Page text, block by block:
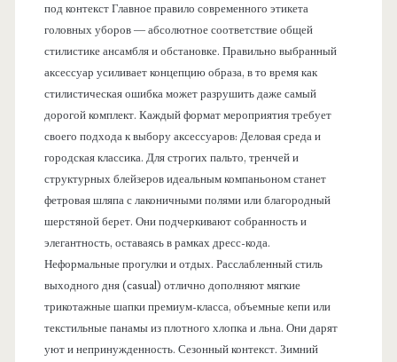
под контекст Главное правило современного этикета
головных уборов — абсолютное соответствие общей
стилистике ансамбля и обстановке. Правильно выбранный
аксессуар усиливает концепцию образа, в то время как
стилистическая ошибка может разрушить даже самый
дорогой комплект. Каждый формат мероприятия требует
своего подхода к выбору аксессуаров: Деловая среда и
городская классика. Для строгих пальто, тренчей и
структурных блейзеров идеальным компаньоном станет
фетровая шляпа с лаконичными полями или благородный
шерстяной берет. Они подчеркивают собранность и
элегантность, оставаясь в рамках дресс-кода.
Неформальные прогулки и отдых. Расслабленный стиль
выходного дня (casual) отлично дополняют мягкие
трикотажные шапки премиум-класса, объемные кепи или
текстильные панамы из плотного хлопка и льна. Они дарят
уют и непринужденность. Сезонный контекст. Зимний